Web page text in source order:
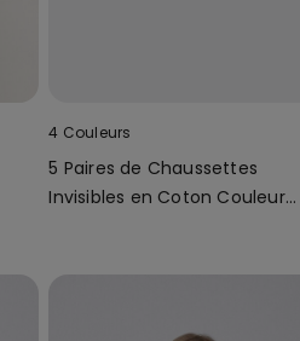
4 Couleurs
5 Paires de Chaussettes
Invisibles en Coton Couleur